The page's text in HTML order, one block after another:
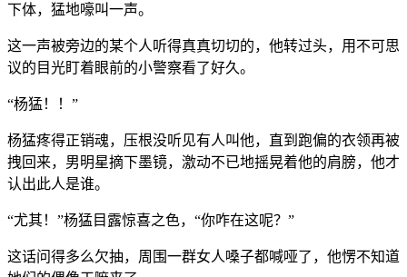
下体，猛地嚎叫一声。
这一声被旁边的某个人听得真真切切的，他转过头，用不可思
议的目光盯着眼前的小警察看了好久。
“杨猛！！”
杨猛疼得正销魂，压根没听见有人叫他，直到跑偏的衣领再被
拽回来，男明星摘下墨镜，激动不已地摇晃着他的肩膀，他才
认出此人是谁。
“尤其！”杨猛目露惊喜之色，“你咋在这呢？”
这话问得多么欠抽，周围一群女人嗓子都喊哑了，他愣不知道